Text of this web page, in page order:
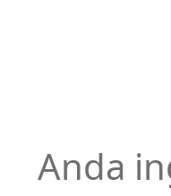
Anda